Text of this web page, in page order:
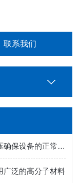
联系我们
膨体四氟板能够有效地承受高温和高压确保设备的正常运行
广泛的高分子材料